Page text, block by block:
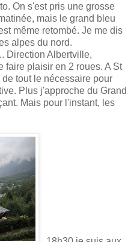
On s'est pris une grosse
mais le grand bleu
même retombé. Je me dis
alpes du nord.
Direction Albertville,
faire plaisir en 2 roues. A St
tout le nécessaire pour
Plus j'approche du Grand
Mais pour l'instant, les